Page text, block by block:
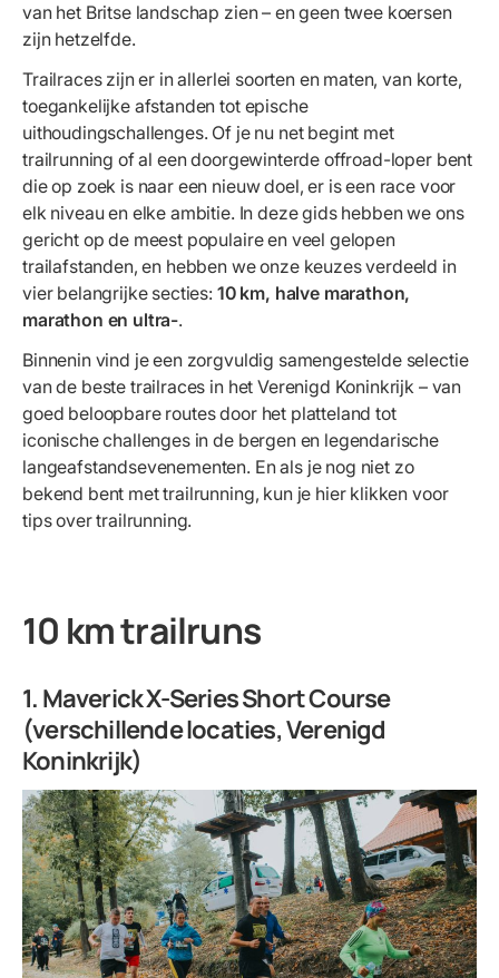
van het Britse landschap zien – en geen twee koersen
zijn hetzelfde.
Trailraces zijn er in allerlei soorten en maten, van korte,
toegankelijke afstanden tot epische
uithoudingschallenges. Of je nu net begint met
trailrunning of al een doorgewinterde offroad-loper bent
die op zoek is naar een nieuw doel, er is een race voor
elk niveau en elke ambitie. In deze gids hebben we ons
gericht op de meest populaire en veel gelopen
trailafstanden, en hebben we onze keuzes verdeeld in
vier belangrijke secties: 10 km, halve marathon,
marathon en ultra-.
Binnenin vind je een zorgvuldig samengestelde selectie
van de beste trailraces in het Verenigd Koninkrijk – van
goed beloopbare routes door het platteland tot
iconische challenges in de bergen en legendarische
langeafstandsevenementen. En als je nog niet zo
bekend bent met trailrunning, kun je hier klikken voor
tips over trailrunning.
10 km trailruns
1. Maverick X-Series Short Course
(verschillende locaties, Verenigd
Koninkrijk)